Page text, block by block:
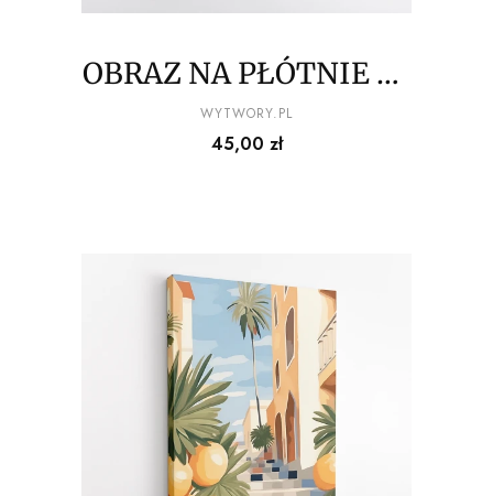
OBRAZ NA PŁÓTNIE La
Dolce Vita - Słoneczne
balkony wśród palm
PRODUCENT
WYTWORY.PL
Cena
45,00 zł